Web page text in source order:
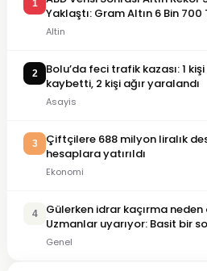
1
Yaklaştı: Gram Altın 6 Bin 700
Altin
2
Bolu’da feci trafik kazası: 1 kişi
kaybetti, 2 kişi ağır yaralandı
Asayis
3
Çiftçilere 688 milyon liralık
hesaplara yatırıldı
Ekonomi
4
Gülerken idrar kaçırma neden
Uzmanlar uyarıyor: Basit bir
görülmemeli
Genel